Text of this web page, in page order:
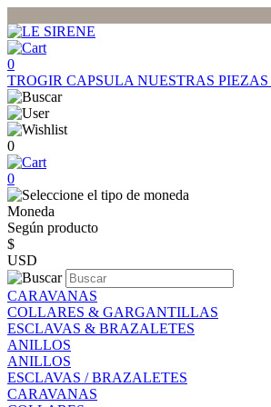
0
TROGIR CAPSULA NUESTRAS PIEZAS
0
0
Moneda
Según producto
$
USD
CARAVANAS
COLLARES & GARGANTILLAS
ESCLAVAS & BRAZALETES
ANILLOS
ANILLOS
ESCLAVAS / BRAZALETES
CARAVANAS